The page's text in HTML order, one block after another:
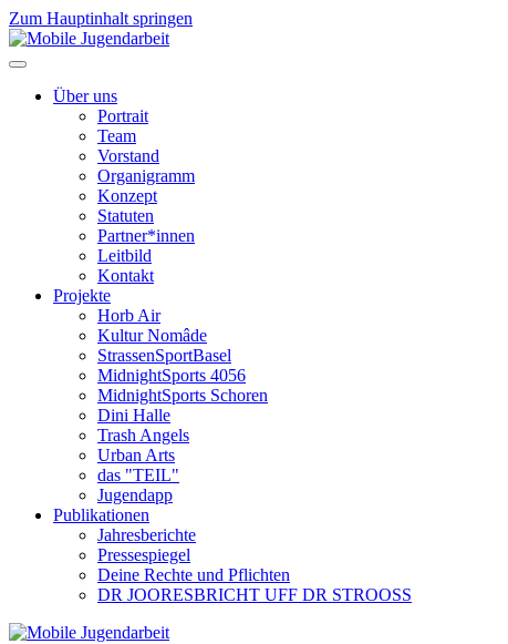
Zum Hauptinhalt springen
Über uns
Portrait
Team
Vorstand
Organigramm
Konzept
Statuten
Partner*innen
Leitbild
Kontakt
Projekte
Horb Air
Kultur Nomâde
StrassenSportBasel
MidnightSports 4056
MidnightSports Schoren
Dini Halle
Trash Angels
Urban Arts
das "TEIL"
Jugendapp
Publikationen
Jahresberichte
Pressespiegel
Deine Rechte und Pflichten
DR JOORESBRICHT UFF DR STROOSS